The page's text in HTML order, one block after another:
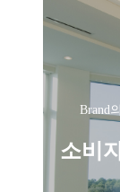
Brand
소비